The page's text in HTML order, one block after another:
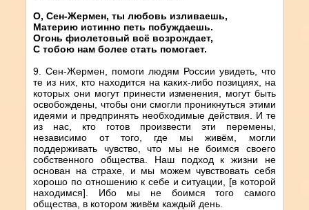
О, Сен-Жермен, ты любовь изливаешь,
Материю истинно петь побуждаешь.
Огонь фиолетовый всё возрождает,
С тобою нам более стать помогает.
9. Сен-Жермен, помоги людям России увидеть, что
те из них, кто находится на каких-либо позициях, на
которых они могут принести изменения, могут быть
освобождены, чтобы они смогли проникнуться этими
идеями и предпринять необходимые действия. И те
из нас, кто готов произвести эти перемены,
независимо от того, где мы живём, могли
поддерживать чувство, что мы не боимся своего
собственного общества. Наш подход к жизни не
основан на страхе, и мы можем чувствовать себя
хорошо по отношению к себе и ситуации, [в которой
находимся]. Ибо мы не боимся того самого
общества, в котором живём каждый день.